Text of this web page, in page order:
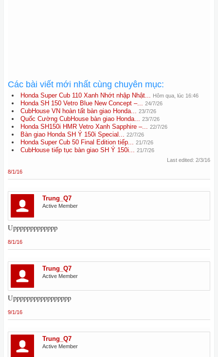
Các bài viết mới nhất cùng chuyên mục:
Honda Super Cub 110 Xanh Nhớt nhập Nhật... Hôm qua, lúc 16:46
Honda SH 150 Vetro Blue New Concept –... 24/7/26
CubHouse VN hoàn tất bàn giao Honda... 23/7/26
Quốc Cường CubHouse bàn giao Honda... 23/7/26
Honda SH150i HMR Vetro Xanh Sapphire –... 22/7/26
Bàn giao Honda SH Ý 150i Special... 22/7/26
Honda Super Cub 50 Final Edition tiếp... 21/7/26
CubHouse tiếp tục bàn giao SH Ý 150i... 21/7/26
Last edited: 2/3/16
8/1/16
Trung_Q7
Active Member
Uppppppppppppp
8/1/16
Trung_Q7
Active Member
Uppppppppppppppppp
9/1/16
Trung_Q7
Active Member